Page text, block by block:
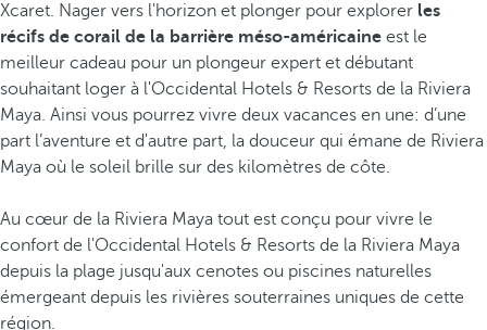
Xcaret. Nager vers l'horizon et plonger pour explorer les
récifs de corail de la barrière méso-américaine est le
meilleur cadeau pour un plongeur expert et débutant
souhaitant loger à l'Occidental Hotels & Resorts de la Riviera
Maya. Ainsi vous pourrez vivre deux vacances en une: d’une
part l’aventure et d'autre part, la douceur qui émane de Riviera
Maya où le soleil brille sur des kilomètres de côte.
Au cœur de la Riviera Maya tout est conçu pour vivre le
confort de l'Occidental Hotels & Resorts de la Riviera Maya
depuis la plage jusqu'aux cenotes ou piscines naturelles
émergeant depuis les rivières souterraines uniques de cette
région.